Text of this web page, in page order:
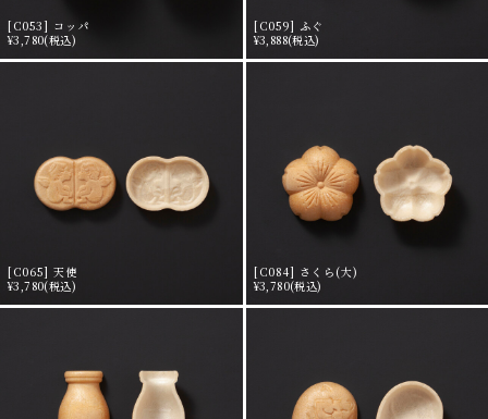
[C053] コッパ
¥3,780(税込)
[C059] ふぐ
¥3,888(税込)
[C065] 天使
¥3,780(税込)
[C084] さくら(大)
¥3,780(税込)